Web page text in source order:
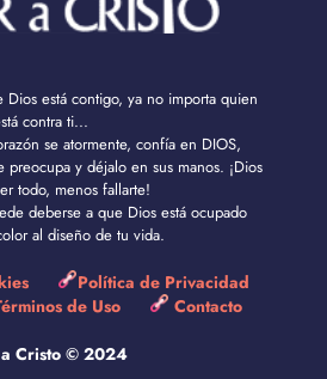
está contigo, ya no importa quien
contra ti...
se atormente, confía en DIOS,
y déjalo en sus manos. ¡Dios
todo, menos fallarte!
deberse a que Dios está ocupado
al diseño de tu vida.
Política de Privacidad
de Uso
Contacto
Cristo © 2024